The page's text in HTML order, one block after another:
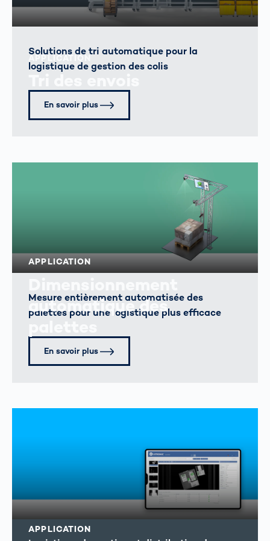
APPLICATION
Solutions de tri automatique pour la
logistique de gestion des colis
En savoir plus
APPLICATION
automatique des
Mesure entièrement automatisée des
palettes pour une logistique plus efficace
En savoir plus
APPLICATION